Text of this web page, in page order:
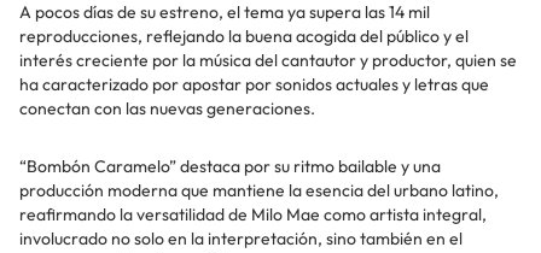
A pocos días de su estreno, el tema ya supera las 14 mil
reproducciones, reflejando la buena acogida del público y el
interés creciente por la música del cantautor y productor, quien se
ha caracterizado por apostar por sonidos actuales y letras que
conectan con las nuevas generaciones.
“Bombón Caramelo” destaca por su ritmo bailable y una
producción moderna que mantiene la esencia del urbano latino,
reafirmando la versatilidad de Milo Mae como artista integral,
involucrado no solo en la interpretación, sino también en el